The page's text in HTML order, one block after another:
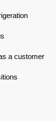
a customer